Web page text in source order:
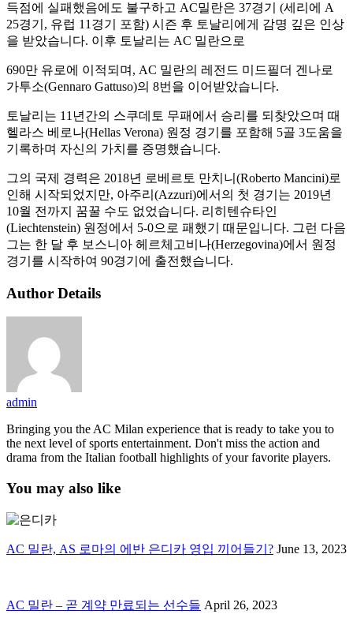
득점에 실패했음에도 불구하고 AC밀란은 37경기 (세리에 A
25경기, 유럽 11경기 포함) 시즌 후 토날리에게 감명 깊은 인상
을 받았습니다. 이후 토날리는 AC 밀란으로
690만 유로에 이적되며, AC 밀란의 레전드 미드필더 겐나로
가투소(Gennaro Gattuso)의 8번을 이어받았습니다.
토날리는 11년간의 스쿠데토 무패에서 승리를 되찾았으며 때
헬라스 베로나(Hellas Verona) 원정 경기를 포함해 5골 3도움을
기록하며 자신의 가치를 증명했습니다.
그의 국제 경력은 2018년 로베르토 만치니(Roberto Mancini)로
인해 시작되었지만, 아주리(Azzuri)에서의 첫 경기는 2019년
10월 전까지 꿈꿀 수도 없었습니다. 리히텐슈타인
(Liechtenstein) 원정에서 5-0으로 패했기 때문입니다. 그런 다음
그는 한 달 후 보스니아 헤르체고비나(Herzegovina)에서 원정
경기를 시작하여 90경기에 출전했습니다.
Author Details
admin
Bringing you the AC Milan experience that is ready to take you to
the next level of sports entertainment. Don't miss the action and
drama from the Italian football highlights of your favorite players.
You may also like
AC 밀란, AS 로마의 에반 은디카 영입 끼어들기? June 13, 2023
AC 밀란 – 곧 계약 만료되는 선수들 April 26, 2023